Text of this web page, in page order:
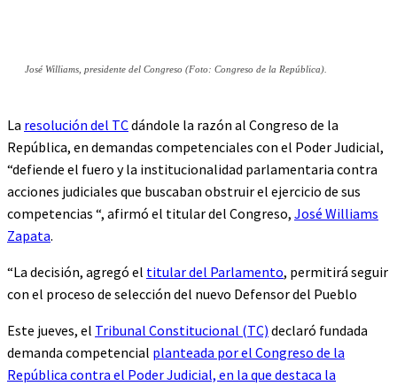
José Williams, presidente del Congreso (Foto: Congreso de la República).
La resolución del TCdándole la razón al Congreso de la
República, en demandas competenciales con el Poder Judicial,
“defiende el fuero y la institucionalidad parlamentaria contra
acciones judiciales que buscaban obstruir el ejercicio de sus
competencias “, afirmó el titular del Congreso, José Williams
Zapata.
“La decisión, agregó el titular del Parlamento, permitirá seguir
con el proceso de selección del nuevo Defensor del Pueblo
Este jueves, el Tribunal Constitucional (TC) declaró fundada
demanda competencial planteada por el Congreso de la
República contra el Poder Judicial, en la que destaca la